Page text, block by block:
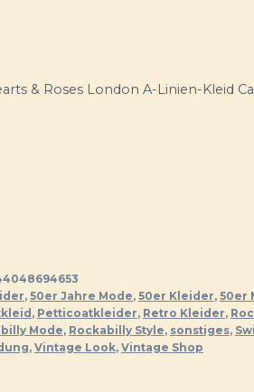
& Roses London A-Linien-Kleid
, 50er Jahre Mode, 50er Kleider, 50er
, Petticoatkleider, Retro Kleider,
Mode, Rockabilly Style, sonstiges,
, Vintage Look, Vintage Shop